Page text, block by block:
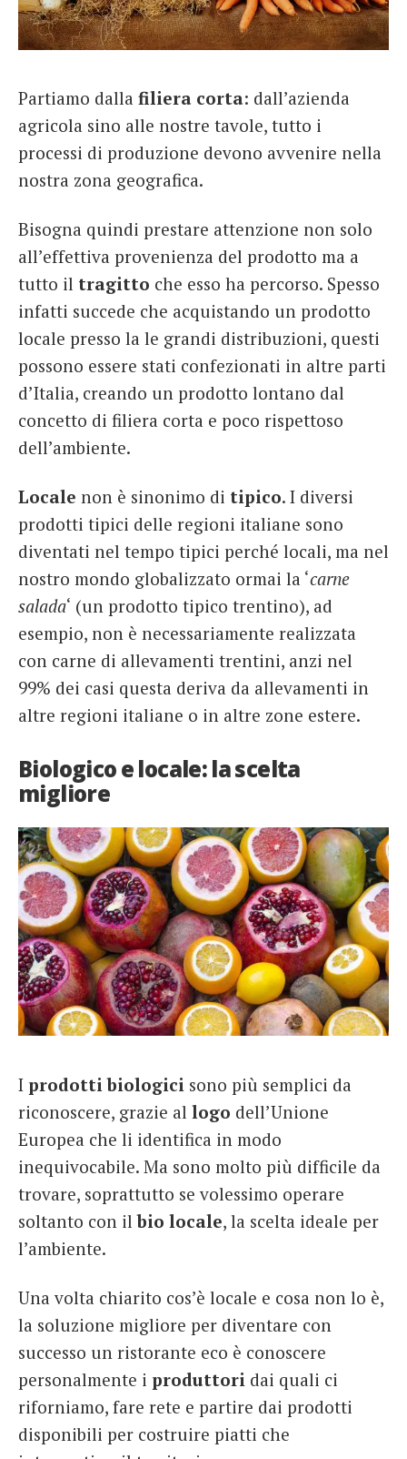
Partiamo dalla filiera corta: dall’azienda
agricola sino alle nostre tavole, tutto i
processi di produzione devono avvenire nella
nostra zona geografica.
Bisogna quindi prestare attenzione non solo
all’effettiva provenienza del prodotto ma a
tutto il tragitto che esso ha percorso. Spesso
infatti succede che acquistando un prodotto
locale presso la le grandi distribuzioni, questi
possono essere stati confezionati in altre parti
d’Italia, creando un prodotto lontano dal
concetto di filiera corta e poco rispettoso
dell’ambiente.
Locale non è sinonimo di tipico. I diversi
prodotti tipici delle regioni italiane sono
diventati nel tempo tipici perché locali, ma nel
nostro mondo globalizzato ormai la ‘carne
salada‘ (un prodotto tipico trentino), ad
esempio, non è necessariamente realizzata
con carne di allevamenti trentini, anzi nel
99% dei casi questa deriva da allevamenti in
altre regioni italiane o in altre zone estere.
Biologico e locale: la scelta
migliore
I prodotti biologici sono più semplici da
riconoscere, grazie al logo dell’Unione
Europea che li identifica in modo
inequivocabile. Ma sono molto più difficile da
trovare, soprattutto se volessimo operare
soltanto con ilbio locale, la scelta ideale per
l’ambiente.
Una volta chiarito cos’è locale e cosa non lo è,
la soluzione migliore per diventare con
successo un ristorante eco è conoscere
personalmente i produttori dai quali ci
riforniamo, fare rete e partire dai prodotti
disponibili per costruire piatti che